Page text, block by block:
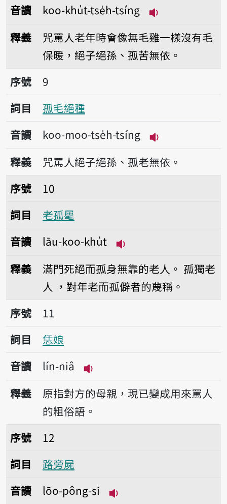
音讀
koo-khu̍t-tse̍h-tsíng
釋義
咒罵人老年時會像無毛雞一樣沒有毛
保暖，絕子絕孫、孤苦無依。
序號9孤毛絕種
序號
9
詞目
孤毛絕種
音讀
koo-moo-tse̍h-tsíng
播放音讀koo-
釋義
咒罵人絕子絕孫、孤老無依。
序號10老孤𣮈
序號
10
詞目
老孤𣮈
音讀
lāu-koo-khu̍t
釋義 滿門死絕而孤身無靠的老人。 孤獨老
人 ，對年老而孤僻者的蔑稱。
序號11恁娘
序號
11
詞目
恁娘
音讀
lín-niâ
播放音讀lín-niâ
釋義
原指對方的母親，現已變成用來罵人
的粗俗語。
序號12路旁屍
序號
12
詞目
路旁屍
音讀
lōo-pông-si